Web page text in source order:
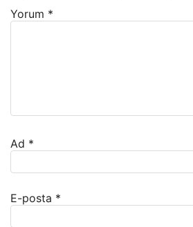
Yorum *
Ad *
E-posta *